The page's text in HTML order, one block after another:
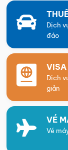
Dịch
đáo
VISA
Dịch
giản
VÉ
Vé